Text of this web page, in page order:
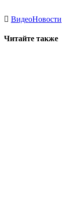
ВидеоНовости
Читайте также